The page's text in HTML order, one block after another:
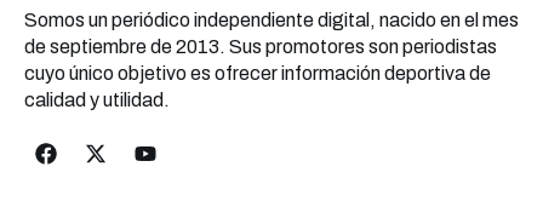
Somos un periódico independiente digital, nacido en el mes
de septiembre de 2013. Sus promotores son periodistas
cuyo único objetivo es ofrecer información deportiva de
calidad y utilidad.